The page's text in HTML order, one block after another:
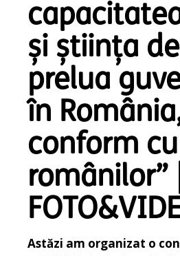
și știința
prelua
în
conform
românilor” |
Astăzi am organizat o